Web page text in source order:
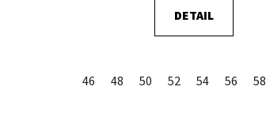
DETAIL
46 48 50 52 54 56 58